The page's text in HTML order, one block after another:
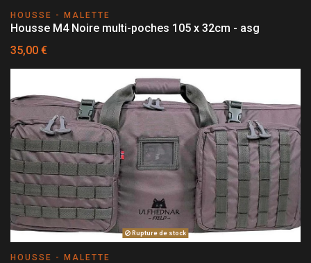
HOUSSE - MALETTE
Housse M4 Noire multi-poches 105 x 32cm - asg
35,00 €
Rupture de stock
HOUSSE - MALETTE